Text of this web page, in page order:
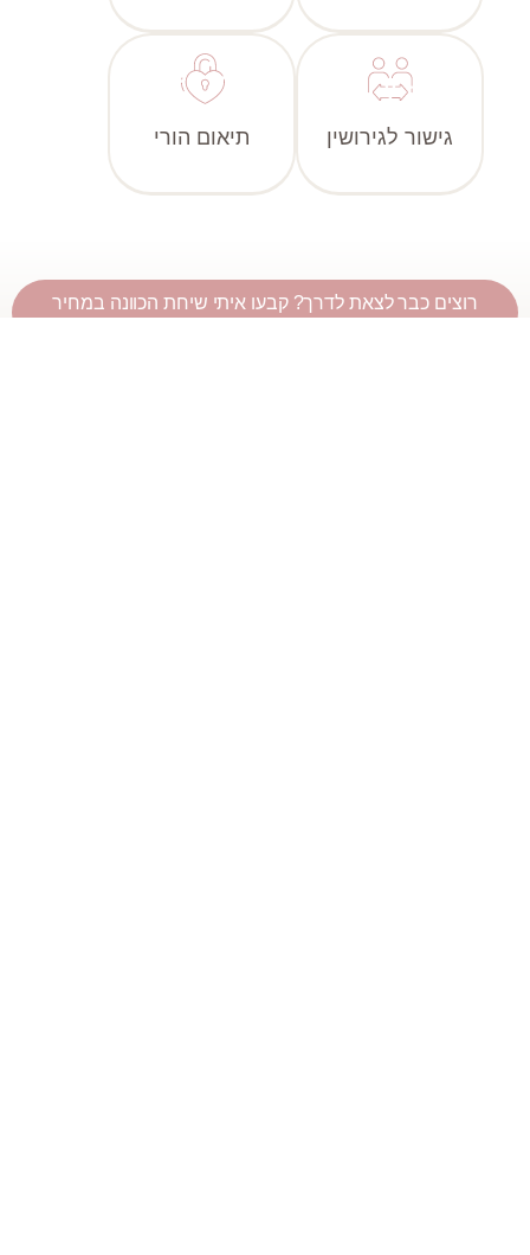
גישור לגירושין תיאום הורי
רוצים כבר לצאת לדרך? קבעו איתי שיחת הכוונה במחיר
היכרות >